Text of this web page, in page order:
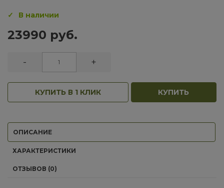
В наличии
23990 руб.
- +
КУПИТЬ В 1 КЛИК КУПИТЬ
ОПИСАНИЕ
ХАРАКТЕРИСТИКИ
ОТЗЫВОВ (0)